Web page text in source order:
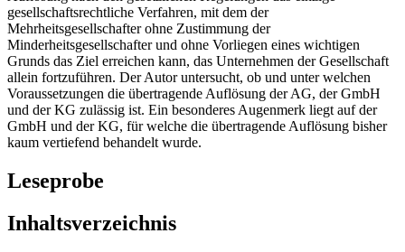
gesellschaftsrechtliche Verfahren, mit dem der
Mehrheitsgesellschafter ohne Zustimmung der
Minderheitsgesellschafter und ohne Vorliegen eines wichtigen
Grunds das Ziel erreichen kann, das Unternehmen der Gesellschaft
allein fortzuführen. Der Autor untersucht, ob und unter welchen
Voraussetzungen die übertragende Auflösung der AG, der GmbH
und der KG zulässig ist. Ein besonderes Augenmerk liegt auf der
GmbH und der KG, für welche die übertragende Auflösung bisher
kaum vertiefend behandelt wurde.
Leseprobe
Inhaltsverzeichnis